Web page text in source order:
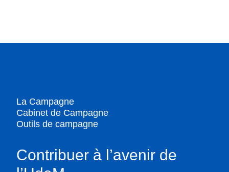
La Campagne
Cabinet de Campagne
Outils de campagne
Contribuer à l’avenir de